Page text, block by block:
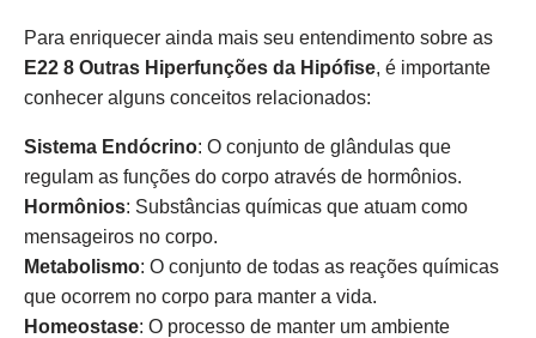
Para enriquecer ainda mais seu entendimento sobre as
E22 8 Outras Hiperfunções da Hipófise, é importante
conhecer alguns conceitos relacionados:
Sistema Endócrino: O conjunto de glândulas que
regulam as funções do corpo através de hormônios.
Hormônios: Substâncias químicas que atuam como
mensageiros no corpo.
Metabolismo: O conjunto de todas as reações químicas
que ocorrem no corpo para manter a vida.
Homeostase: O processo de manter um ambiente